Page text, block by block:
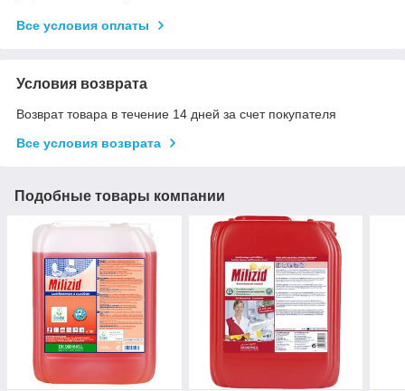
Все условия оплаты
Условия возврата
Возврат товара в течение 14 дней за счет покупателя
Все условия возврата
Подобные товары компании